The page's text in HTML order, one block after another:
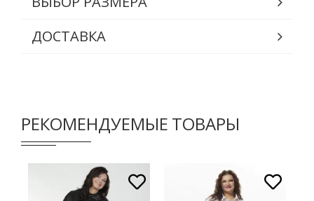
ДОСТАВКА
РЕКОМЕНДУЕМЫЕ ТОВАРЫ